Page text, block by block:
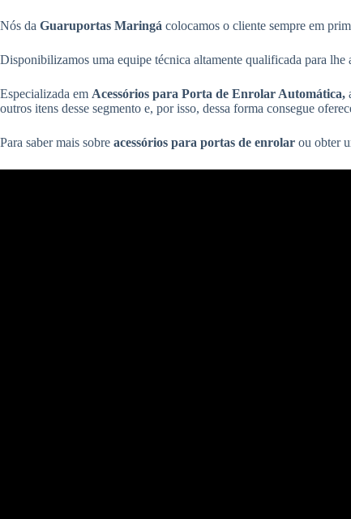
Nós da Guaruportas Maringá colocamos o cliente sempre em
Disponibilizamos uma equipe técnica altamente qualificada para lhe
Especializada em Acessórios para Porta de Enrolar Automática,
outros itens desse segmento e, por isso, dessa forma consegue
Para saber mais sobre acessórios para portas de enrolar ou obter